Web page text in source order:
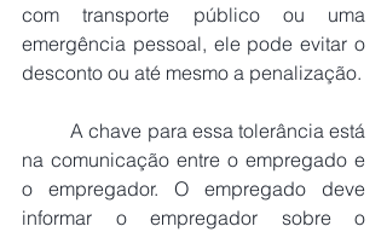
com transporte público ou uma
emergência pessoal, ele pode evitar o
desconto ou até mesmo a penalização.
	A chave para essa tolerância está
na comunicação entre o empregado e
o empregador. O empregado deve
informar o empregador sobre o